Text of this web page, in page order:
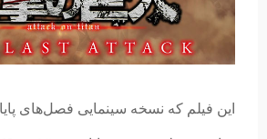
این فیلم که نسخه سینمایی فصل‌های